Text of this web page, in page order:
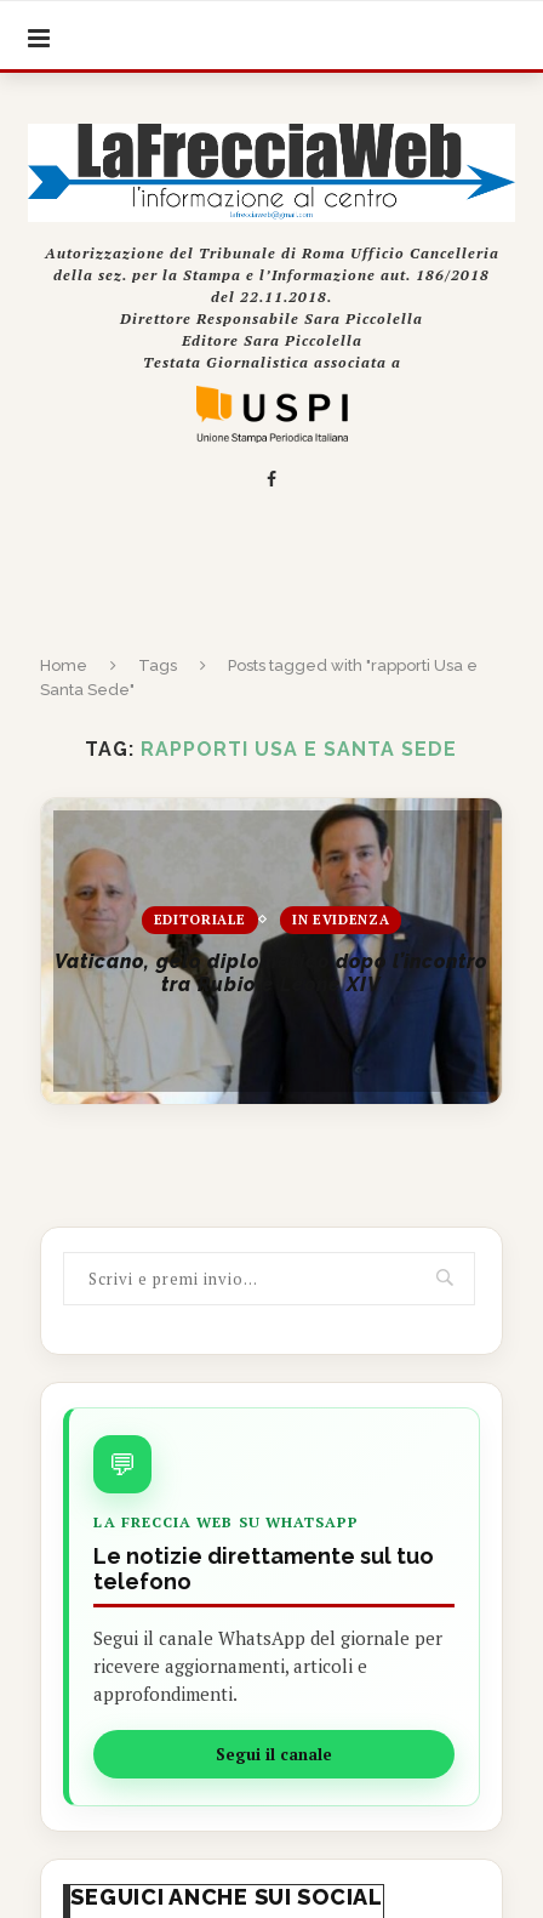
Autorizzazione del Tribunale di Roma Ufficio Cancelleria
della sez. per la Stampa e l’Informazione aut. 186/2018
del 22.11.2018.
Direttore Responsabile Sara Piccolella
Editore Sara Piccolella
Testata Giornalistica associata a
Home Tags
Posts tagged with "rapporti Usa e
Santa Sede"
TAG: RAPPORTI USA E SANTA SEDE
EDITORIALE IN EVIDENZA
Vaticano, gelo diplomatico dopo l’incontro
tra Rubio e Leone XIV
💬
LA FRECCIA WEB SU WHATSAPP
Le notizie direttamente sul tuo
telefono
Segui il canale WhatsApp del giornale per
ricevere aggiornamenti, articoli e
approfondimenti.
Segui il canale
SEGUICI ANCHE SUI SOCIAL